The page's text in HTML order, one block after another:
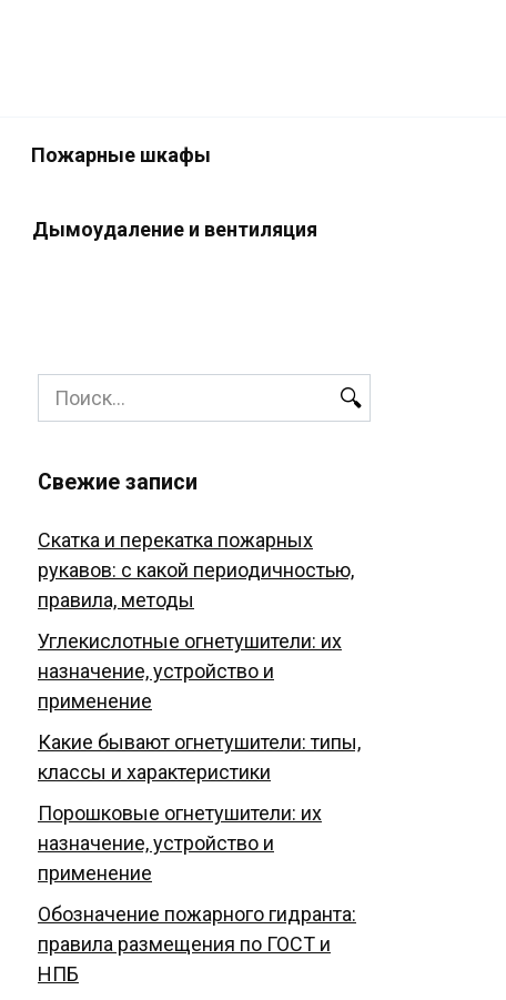
Пожарные шкафы
Дымоудаление и вентиляция
Search
for:
Свежие записи
Скатка и перекатка пожарных
рукавов: с какой периодичностью,
правила, методы
Углекислотные огнетушители: их
назначение, устройство и
применение
Какие бывают огнетушители: типы,
классы и характеристики
Порошковые огнетушители: их
назначение, устройство и
применение
Обозначение пожарного гидранта:
правила размещения по ГОСТ и
НПБ